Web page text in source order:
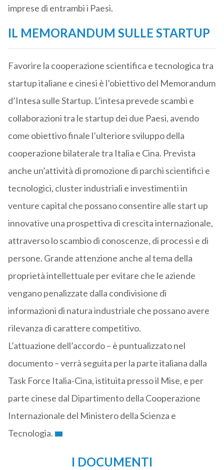
imprese di entrambi i Paesi.
IL MEMORANDUM SULLE STARTUP
Favorire la cooperazione scientifica e tecnologica tra
startup italiane e cinesi è l’obiettivo del Memorandum
d’Intesa sulle Startup. L’intesa prevede scambi e
collaborazioni tra le startup dei due Paesi, avendo
come obiettivo finale l’ulteriore sviluppo della
cooperazione bilaterale tra Italia e Cina. Prevista
anche un’attività di promozione di parchi scientifici e
tecnologici, cluster industriali e investimenti in
venture capital che possano consentire alle start up
innovative una prospettiva di crescita internazionale,
attraverso lo scambio di conoscenze, di processi e di
persone. Grande attenzione anche al tema della
proprietà intellettuale per evitare che le aziende
vengano penalizzate dalla condivisione di
informazioni di natura industriale che possano avere
rilevanza di carattere competitivo.
L’attuazione dell’accordo – è puntualizzato nel
documento – verrà seguita per la parte italiana dalla
Task Force Italia-Cina, istituita presso il Mise, e per
parte cinese dal Dipartimento della Cooperazione
Internazionale del Ministero della Scienza e
Tecnologia.
I DOCUMENTI